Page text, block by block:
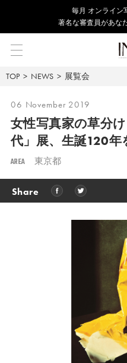
毎⽉ オンライン
著名な審査員があな
TOP NEWS 展覧会
06 November 2019
女性写真家の草分
代」展、 生誕120年
AREA 東京都
Share